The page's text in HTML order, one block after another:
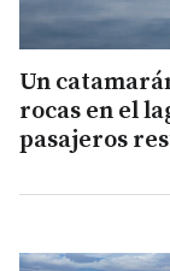
Un
rocas en el
pasajeros